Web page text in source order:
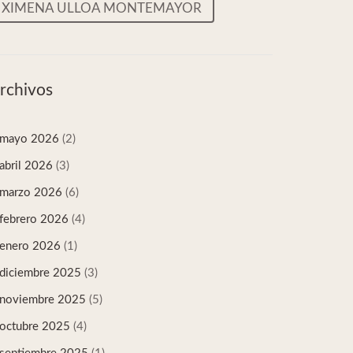
XIMENA ULLOA MONTEMAYOR
mayo 2026 (2)
abril 2026 (3)
marzo 2026 (6)
febrero 2026 (4)
enero 2026 (1)
diciembre 2025 (3)
noviembre 2025 (5)
octubre 2025 (4)